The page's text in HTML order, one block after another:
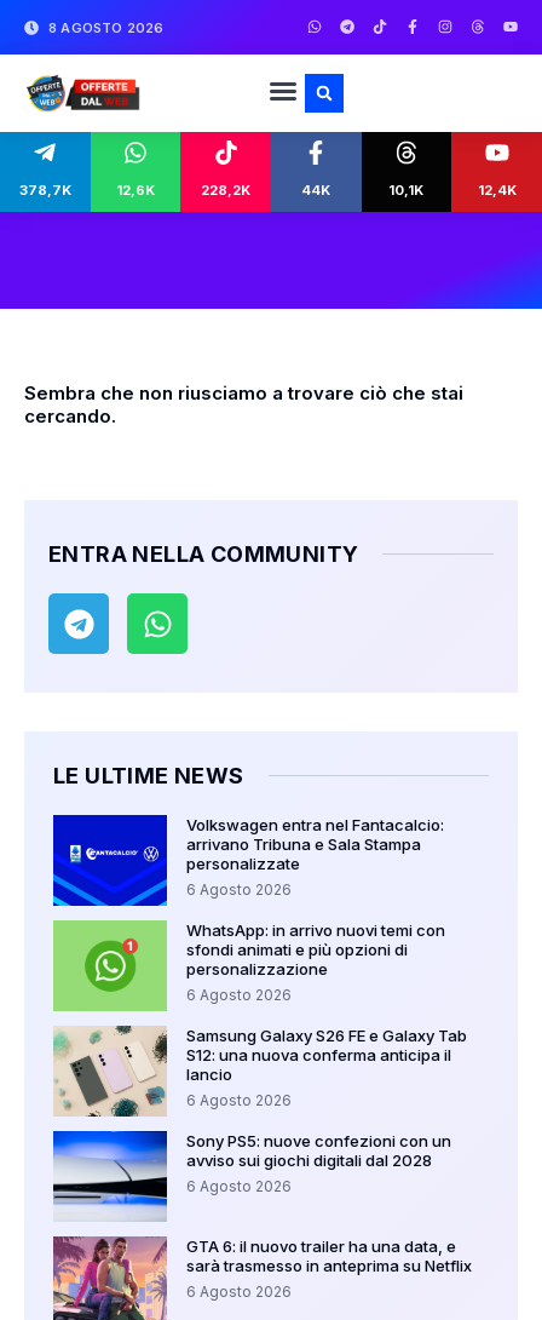
8 AGOSTO 2026
378,7K 12,6K 228,2K 44K 10,1K 12,4K
Sembra che non riusciamo a trovare ciò che stai
cercando.
ENTRA NELLA COMMUNITY
LE ULTIME NEWS
Volkswagen entra nel Fantacalcio:
arrivano Tribuna e Sala Stampa
personalizzate
6 Agosto 2026
WhatsApp: in arrivo nuovi temi con
sfondi animati e più opzioni di
personalizzazione
6 Agosto 2026
Samsung Galaxy S26 FE e Galaxy Tab
S12: una nuova conferma anticipa il
lancio
6 Agosto 2026
Sony PS5: nuove confezioni con un
avviso sui giochi digitali dal 2028
6 Agosto 2026
GTA 6: il nuovo trailer ha una data, e
sarà trasmesso in anteprima su Netflix
6 Agosto 2026